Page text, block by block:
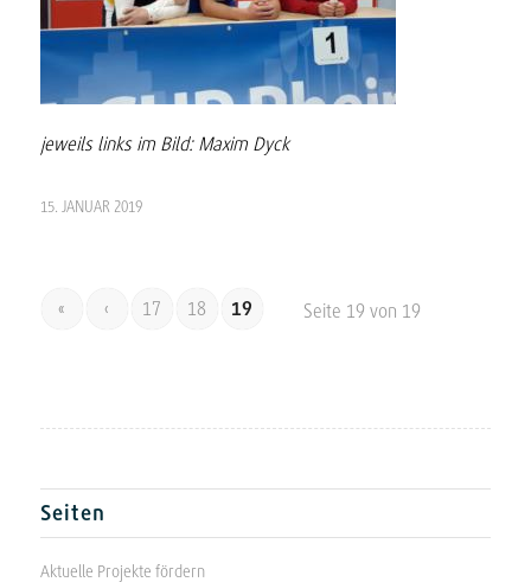
jeweils links im Bild: Maxim Dyck
15. JANUAR 2019
Seite 19 von 19
« ‹ 17 18 19
Seiten
Aktuelle Projekte fördern